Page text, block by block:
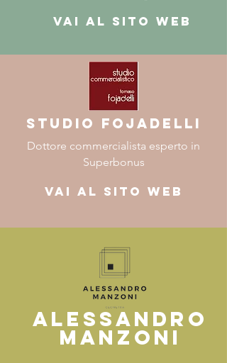
Vai al sito web
studio fojadelli
Dottore commercialista esperto in
Superbonus
Vai al sito web
ALESSANDRO
MANZONI